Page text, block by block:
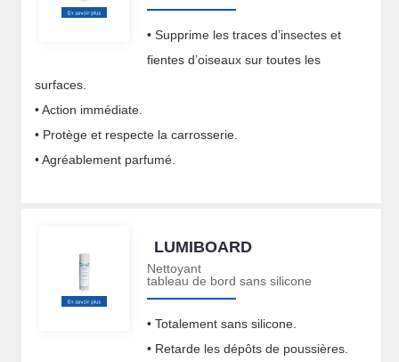
• Supprime les traces d’insectes et
fientes d’oiseaux sur toutes les
surfaces.
• Action immédiate.
• Protège et respecte la carrosserie.
• Agréablement parfumé.
LUMIBOARD
Nettoyant
tableau de bord sans silicone
• Totalement sans silicone.
• Retarde les dépôts de poussières.